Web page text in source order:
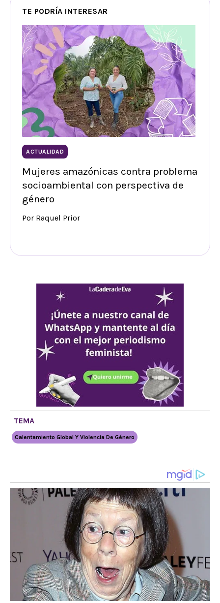
TE PODRÍA INTERESAR
ACTUALIDAD
Mujeres amazónicas contra problema
socioambiental con perspectiva de
género
Por Raquel Prior
TEMA
Calentamiento Global Y Violencia De Género